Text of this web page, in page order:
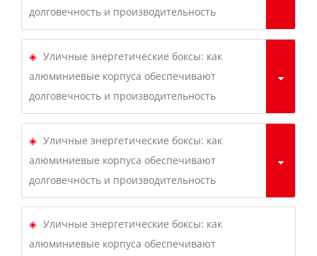
долговечность и производительность
Уличные энергетические боксы: как
алюминиевые корпуса обеспечивают
долговечность и производительность
Уличные энергетические боксы: как
алюминиевые корпуса обеспечивают
долговечность и производительность
Уличные энергетические боксы: как
алюминиевые корпуса обеспечивают